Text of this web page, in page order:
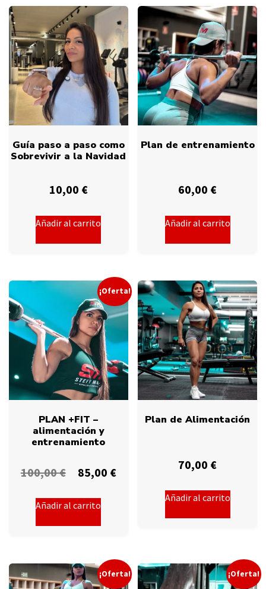
Guía paso a paso como
Sobrevivir a la Navidad
10,00 €
Añadir al carrito
Plan de entrenamiento
60,00 €
Añadir al carrito
¡Oferta!
PLAN +FIT –
alimentación y
entrenamiento
100,00€ 85,00 €
Añadir al carrito
Plan de Alimentación
70,00 €
Añadir al carrito
¡Oferta! ¡Oferta!